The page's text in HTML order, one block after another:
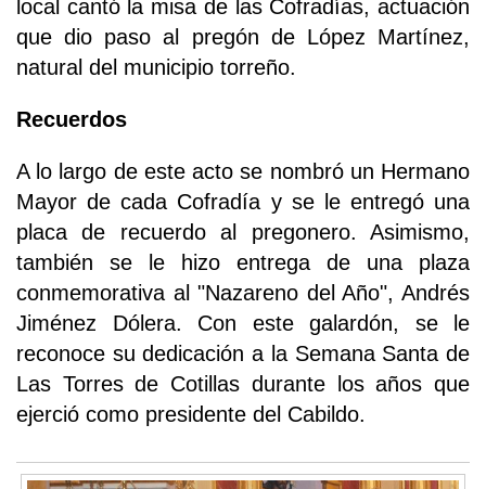
local cantó la misa de las Cofradías, actuación
que dio paso al pregón de López Martínez,
natural del municipio torreño.
Recuerdos
A lo largo de este acto se nombró un Hermano
Mayor de cada Cofradía y se le entregó una
placa de recuerdo al pregonero. Asimismo,
también se le hizo entrega de una plaza
conmemorativa al "Nazareno del Año", Andrés
Jiménez Dólera. Con este galardón, se le
reconoce su dedicación a la Semana Santa de
Las Torres de Cotillas durante los años que
ejerció como presidente del Cabildo.